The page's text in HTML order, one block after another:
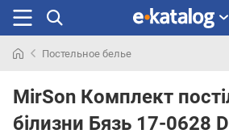
раньше
Постельное белье
MirSon Комплект
білизни Бязь 17-0628